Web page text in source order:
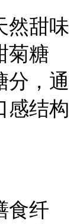
然甜味
菊糖
分，通
感结构
食纤